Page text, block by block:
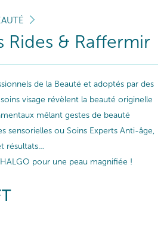
Rides & Raffermir
de la Beauté et adoptés par des
visage révèlent la beauté originelle
mêlant gestes de beauté
sensorielles ou Soins Experts Anti-âge,
résultats…
pour une peau magnifiée !